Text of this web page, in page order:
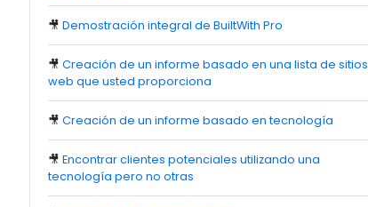
🎥 Demostración integral de BuiltWith Pro
🎥 Creación de un informe basado en una lista de sitios
web que usted proporciona
🎥 Creación de un informe basado en tecnología
🎥 Encontrar clientes potenciales utilizando una
tecnología pero no otras